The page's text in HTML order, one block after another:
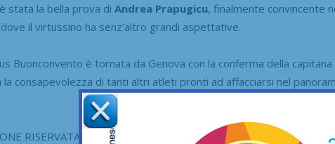
stata la bella prova di Andrea Prapugicu, finalmente convincente
dove il virtussino ha senz’altro grandi aspettative.
Buonconvento è tornata da Genova con la conferma della
la consapevolezza di tanti altri atleti pronti ad affacciarsi nel
RISERVATA